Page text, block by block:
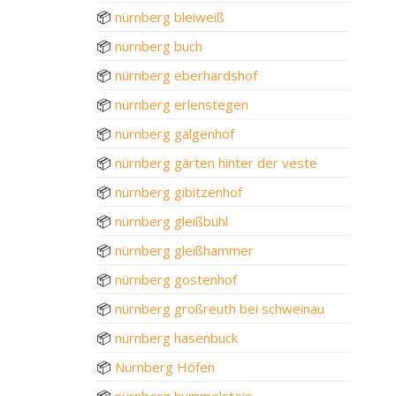
📦 nürnberg bleiweiß
📦 nürnberg buch
📦 nürnberg eberhardshof
📦 nürnberg erlenstegen
📦 nürnberg galgenhof
📦 nürnberg gärten hinter der veste
📦 nürnberg gibitzenhof
📦 nürnberg gleißbühl
📦 nürnberg gleißhammer
📦 nürnberg gostenhof
📦 nürnberg großreuth bei schweinau
📦 nürnberg hasenbuck
📦 Nürnberg Höfen